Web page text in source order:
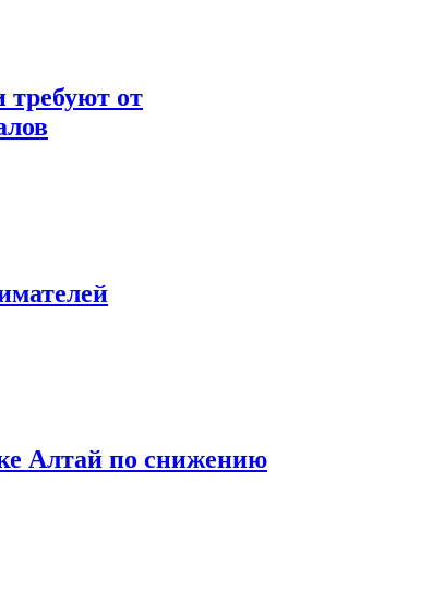
требуют от
Алтай по снижению